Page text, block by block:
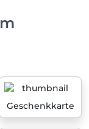
Geschenkkarte